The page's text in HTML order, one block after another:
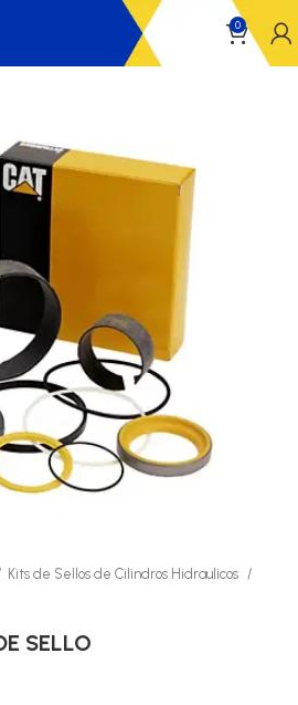
0
Kits de Sellos de Cilindros Hidraulicos
SELLO